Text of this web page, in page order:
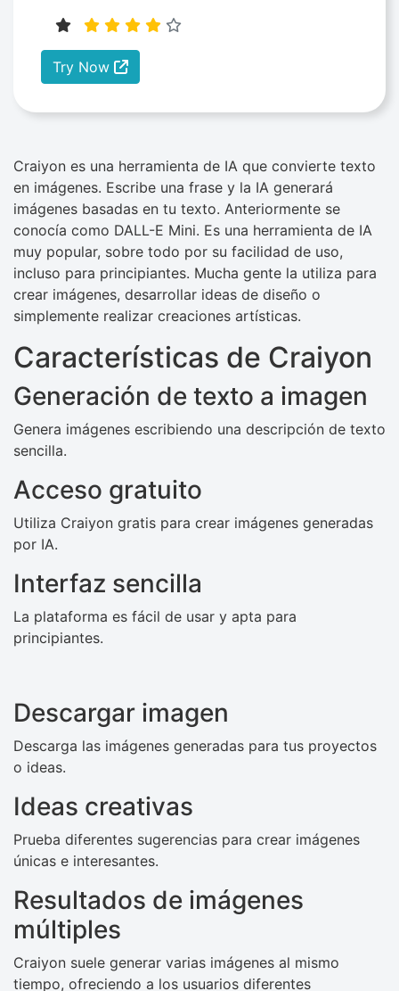
Try Now
Craiyon es una herramienta de IA que convierte texto
en imágenes. Escribe una frase y la IA generará
imágenes basadas en tu texto. Anteriormente se
conocía como DALL-E Mini. Es una herramienta de IA
muy popular, sobre todo por su facilidad de uso,
incluso para principiantes. Mucha gente la utiliza para
crear imágenes, desarrollar ideas de diseño o
simplemente realizar creaciones artísticas.
Características de Craiyon
Generación de texto a imagen
Genera imágenes escribiendo una descripción de texto
sencilla.
Acceso gratuito
Utiliza Craiyon gratis para crear imágenes generadas
por IA.
Interfaz sencilla
La plataforma es fácil de usar y apta para
principiantes.
Descargar imagen
Descarga las imágenes generadas para tus proyectos
o ideas.
Ideas creativas
Prueba diferentes sugerencias para crear imágenes
únicas e interesantes.
Resultados de imágenes
múltiples
Craiyon suele generar varias imágenes al mismo
tiempo, ofreciendo a los usuarios diferentes